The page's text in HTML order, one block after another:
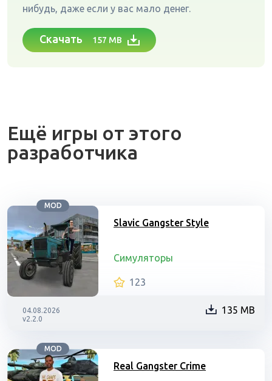
нибудь, даже если у вас мало денег.
Скачать 157 MB
Ещё игры от этого
разработчика
MOD
Slavic Gangster Style
Симуляторы
123
04.08.2026
v2.2.0
135 MB
MOD
Real Gangster Crime